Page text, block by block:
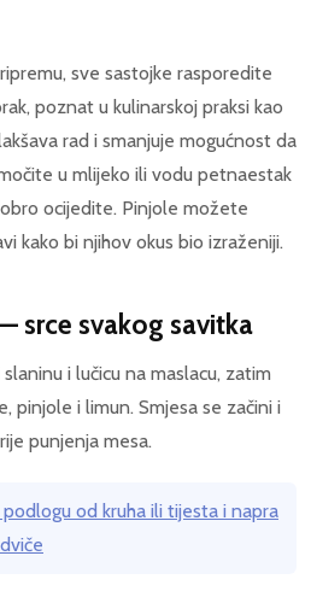
sve sastojke rasporedite
poznat u kulinarskoj praksi kao
rad i smanjuje mogućnost da
u mlijeko ili vodu petnaestak
ocijedite. Pinjole možete
kako bi njihov okus bio izraženiji.
srce svakog savitka
i lučicu na maslacu, zatim
pinjole i limun. Smjesa se začini i
punjenja mesa.
od kruha ili tijesta i napra